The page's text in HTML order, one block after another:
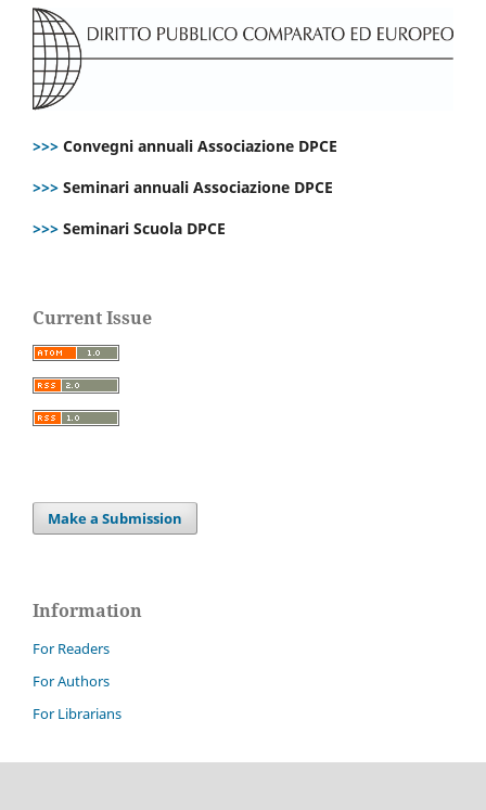
>>> Convegni annuali Associazione DPCE
>>> Seminari annuali Associazione DPCE
>>> Seminari Scuola DPCE
Current Issue
Make a Submission
Information
For Readers
For Authors
For Librarians